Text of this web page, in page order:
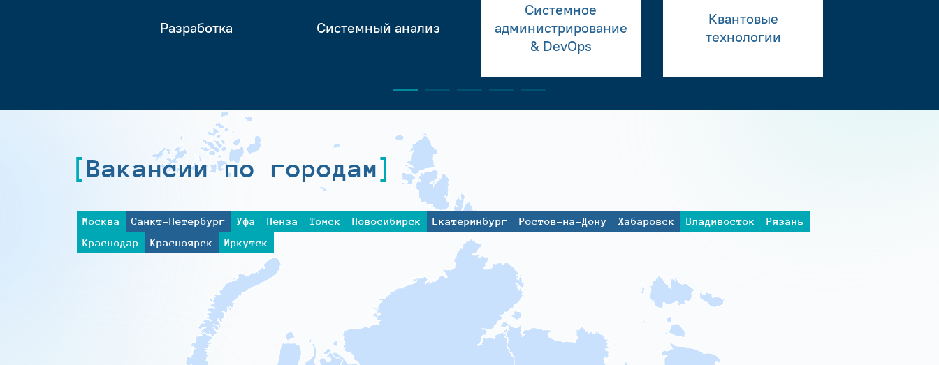
Разработка Системный анализ
Системное
администрирование
& DevOps
Квантовые
технологии
Вакансии по городам
Москва Санкт-Петербург Уфа Пенза Томск Новосибирск Екатеринбург Ростов-на-Дону Хабаровск Владивосток
Рязань
Краснодар
Красноярск Иркутск